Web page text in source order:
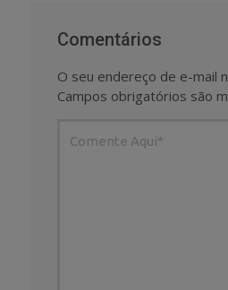
Comentários
O seu endereço de e-mail
Campos obrigatórios são